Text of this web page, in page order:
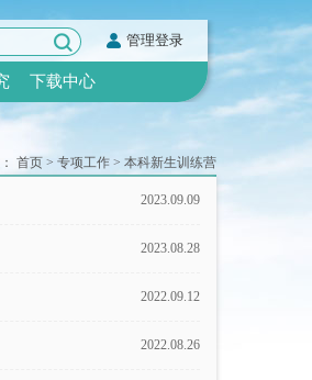
管理登录
下载中心
首页 > 专项工作 > 本科新生训练营
2023.09.09
2023.08.28
2022.09.12
2022.08.26